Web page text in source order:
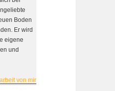
Boden
Er wird
eigene
und
von mir